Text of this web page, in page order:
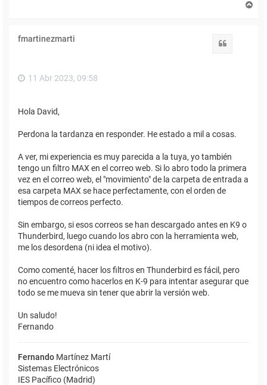
fmartinezmarti
11 Abr 2023, 09:58
Hola David,
Perdona la tardanza en responder. He estado a mil a cosas.
A ver, mi experiencia es muy parecida a la tuya, yo también
tengo un filtro MAX en el correo web. Si lo abro todo la primera
vez en el correo web, el "movimiento" de la carpeta de entrada a
esa carpeta MAX se hace perfectamente, con el orden de
tiempos de correos perfecto.
Sin embargo, si esos correos se han descargado antes en K9 o
Thunderbird, luego cuando los abro con la herramienta web,
me los desordena (ni idea el motivo).
Como comenté, hacer los filtros en Thunderbird es fácil, pero
no encuentro como hacerlos en K-9 para intentar asegurar que
todo se me mueva sin tener que abrir la versión web.
Un saludo!
Fernando
Fernando Martínez Martí
Sistemas Electrónicos
IES Pacífico (Madrid)